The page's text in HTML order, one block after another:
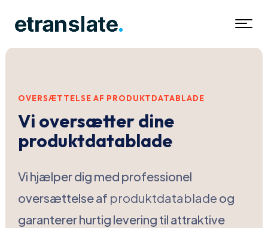
OVERSÆTTELSE AF PRODUKTDATABLADE
Vi oversætter dine
produktdatablade
Vi hjælper dig med professionel
oversættelse af produktdatablade og
garanterer hurtig levering til attraktive